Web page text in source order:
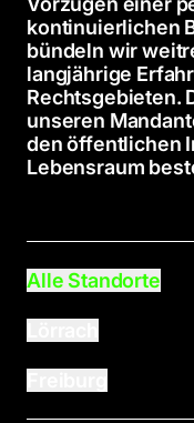
kontinuierlichen
bündeln wir
langjährige
Rechtsgebieten.
unseren
den öffentlichen
Lebensraum
Alle Standorte